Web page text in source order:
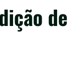
de